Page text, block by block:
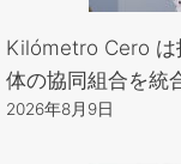
Kilómetro Cero は
体の協同組合を統
2026年8月9日